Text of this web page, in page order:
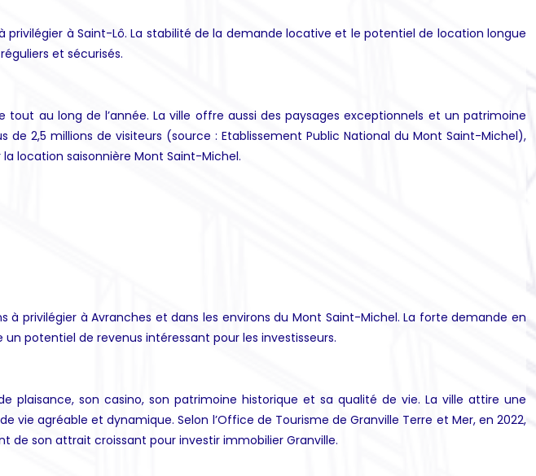
à Saint-Lô. La stabilité de la demande locative et le potentiel de location longue
et sécurisés.
au long de l’année. La ville offre aussi des paysages exceptionnels et un patrimoine
2,5 millions de visiteurs (source : Etablissement Public National du Mont Saint-Michel),
location saisonnière Mont Saint-Michel.
privilégier à Avranches et dans les environs du Mont Saint-Michel. La forte demande en
potentiel de revenus intéressant pour les investisseurs.
plaisance, son casino, son patrimoine historique et sa qualité de vie. La ville attire une
agréable et dynamique. Selon l’Office de Tourisme de Granville Terre et Mer, en 2022,
de son attrait croissant pour investir immobilier Granville.